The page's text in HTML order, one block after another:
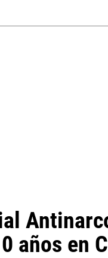
años en